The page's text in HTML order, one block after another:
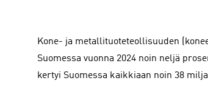
Kone- ja metallituoteteollisuuden
Suomessa vuonna 2024 noin neljä
kertyi Suomessa kaikkiaan noin 38